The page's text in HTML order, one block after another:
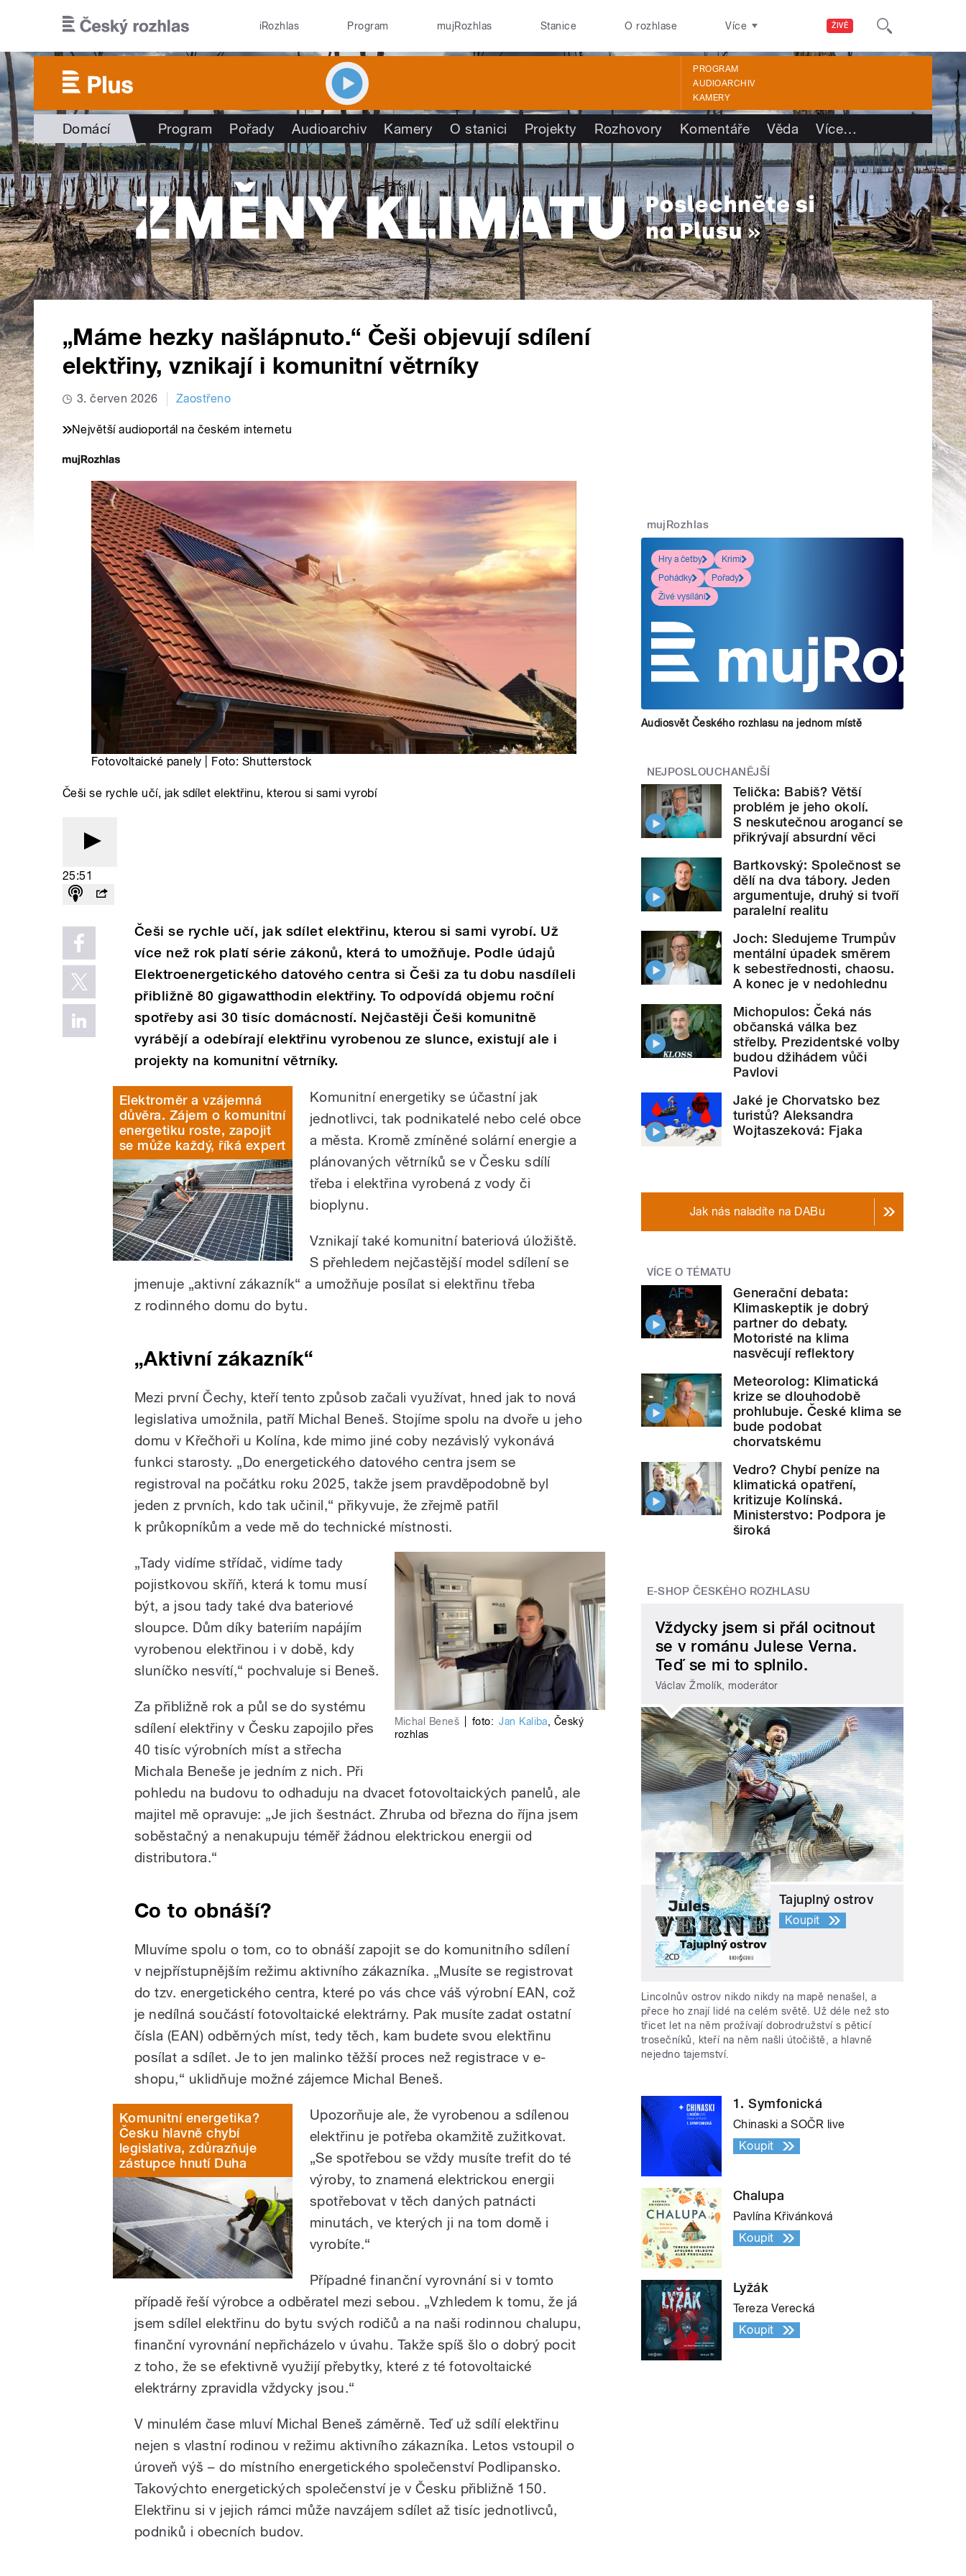
ŽIVĚ
iRozhlas Program mujRozhlas Stanice O rozhlase Více
PROGRAM
AUDIOARCHIV
KAMERY
Domácí Program Pořady Audioarchiv Kamery O stanici Projekty Rozhovory Komentáře Věda Více…
„Máme hezky našlápnuto.“ Češi objevují sdílení
elektřiny, vznikají i komunitní větrníky
3. červen 2026 Zaostřeno
Největší audioportál na českém internetu
Fotovoltaické panely | Foto: Shutterstock
Češi se rychle učí, jak sdílet elektřinu, kterou si sami vyrobí
25:51
Češi se rychle učí, jak sdílet elektřinu, kterou si sami vyrobí. Už
více než rok platí série zákonů, která to umožňuje. Podle údajů
Elektroenergetického datového centra si Češi za tu dobu nasdíleli
přibližně 80 gigawatthodin elektřiny. To odpovídá objemu roční
spotřeby asi 30 tisíc domácností. Nejčastěji Češi komunitně
vyrábějí a odebírají elektřinu vyrobenou ze slunce, existují ale i
projekty na komunitní větrníky.
Elektroměr a vzájemná
důvěra. Zájem o komunitní
energetiku roste, zapojit
se může každý, říká expert
Komunitní energetiky se účastní jak
jednotlivci, tak podnikatelé nebo celé obce
a města. Kromě zmíněné solární energie a
plánovaných větrníků se v Česku sdílí
třeba i elektřina vyrobená z vody či
bioplynu.
Vznikají také komunitní bateriová úložiště.
S přehledem nejčastější model sdílení se
jmenuje „aktivní zákazník“ a umožňuje posílat si elektřinu třeba
z rodinného domu do bytu.
„Aktivní zákazník“
Mezi první Čechy, kteří tento způsob začali využívat, hned jak to nová
legislativa umožnila, patří Michal Beneš. Stojíme spolu na dvoře u jeho
domu v Křečhoři u Kolína, kde mimo jiné coby nezávislý vykonává
funkci starosty. „Do energetického datového centra jsem se
registroval na počátku roku 2025, takže jsem pravděpodobně byl
jeden z prvních, kdo tak učinil,“ přikyvuje, že zřejmě patřil
k průkopníkům a vede mě do technické místnosti.
Michal Beneš foto: Jan Kaliba, Český
rozhlas
„Tady vidíme střídač, vidíme tady
pojistkovou skříň, která k tomu musí
být, a jsou tady také dva bateriové
sloupce. Dům díky bateriím napájím
vyrobenou elektřinou i v době, kdy
sluníčko nesvítí,“ pochvaluje si Beneš.
Za přibližně rok a půl se do systému
sdílení elektřiny v Česku zapojilo přes
40 tisíc výrobních míst a střecha
Michala Beneše je jedním z nich. Při
pohledu na budovu to odhaduju na dvacet fotovoltaických panelů, ale
majitel mě opravuje: „Je jich šestnáct. Zhruba od března do října jsem
soběstačný a nenakupuju téměř žádnou elektrickou energii od
distributora.“
Co to obnáší?
Mluvíme spolu o tom, co to obnáší zapojit se do komunitního sdílení
v nejpřístupnějším režimu aktivního zákazníka. „Musíte se registrovat
do tzv. energetického centra, které po vás chce váš výrobní EAN, což
je nedílná součástí fotovoltaické elektrárny. Pak musíte zadat ostatní
čísla (EAN) odběrných míst, tedy těch, kam budete svou elektřinu
posílat a sdílet. Je to jen malinko těžší proces než registrace v e-
shopu,“ uklidňuje možné zájemce Michal Beneš.
Komunitní energetika?
Česku hlavně chybí
legislativa, zdůrazňuje
zástupce hnutí Duha
Upozorňuje ale, že vyrobenou a sdílenou
elektřinu je potřeba okamžitě zužitkovat.
„Se spotřebou se vždy musíte trefit do té
výroby, to znamená elektrickou energii
spotřebovat v těch daných patnácti
minutách, ve kterých ji na tom domě i
vyrobíte.“
Případné finanční vyrovnání si v tomto
případě řeší výrobce a odběratel mezi sebou. „Vzhledem k tomu, že já
jsem sdílel elektřinu do bytu svých rodičů a na naši rodinnou chalupu,
finanční vyrovnání nepřicházelo v úvahu. Takže spíš šlo o dobrý pocit
z toho, že se efektivně využijí přebytky, které z té fotovoltaické
elektrárny zpravidla vždycky jsou.“
V minulém čase mluví Michal Beneš záměrně. Teď už sdílí elektřinu
nejen s vlastní rodinou v režimu aktivního zákazníka. Letos vstoupil o
úroveň výš – do místního energetického společenství Podlipansko.
Takovýchto energetických společenství je v Česku přibližně 150.
Elektřinu si v jejich rámci může navzájem sdílet až tisíc jednotlivců,
podniků i obecních budov.
mujRozhlas
Hry a četby
Krimi
Pohádky
Pořady
Živé vysílání
Audiosvět Českého rozhlasu na jednom místě
NEJPOSLOUCHANĚJŠÍ
Telička: Babiš? Větší
problém je jeho okolí.
S neskutečnou arogancí se
přikrývají absurdní věci
Bartkovský: Společnost se
dělí na dva tábory. Jeden
argumentuje, druhý si tvoří
paralelní realitu
Joch: Sledujeme Trumpův
mentální úpadek směrem
k sebestřednosti, chaosu.
A konec je v nedohlednu
Michopulos: Čeká nás
občanská válka bez
střelby. Prezidentské volby
budou džihádem vůči
Pavlovi
Jaké je Chorvatsko bez
turistů? Aleksandra
Wojtaszeková: Fjaka
Jak nás naladíte na DABu
VÍCE O TÉMATU
Generační debata:
Klimaskeptik je dobrý
partner do debaty.
Motoristé na klima
nasvěcují reflektory
Meteorolog: Klimatická
krize se dlouhodobě
prohlubuje. České klima se
bude podobat
chorvatskému
Vedro? Chybí peníze na
klimatická opatření,
kritizuje Kolínská.
Ministerstvo: Podpora je
široká
E-SHOP ČESKÉHO ROZHLASU
Vždycky jsem si přál ocitnout
se v románu Julese Verna.
Teď se mi to splnilo.
Václav Žmolík, moderátor
Tajuplný ostrov
Koupit
Lincolnův ostrov nikdo nikdy na mapě nenašel, a
přece ho znají lidé na celém světě. Už déle než sto
třicet let na něm prožívají dobrodružství s pěticí
trosečníků, kteří na něm našli útočiště, a hlavně
nejedno tajemství.
1. Symfonická
Chinaski a SOČR live
Koupit
Chalupa
Pavlína Křivánková
Koupit
Lyžák
Tereza Verecká
Koupit